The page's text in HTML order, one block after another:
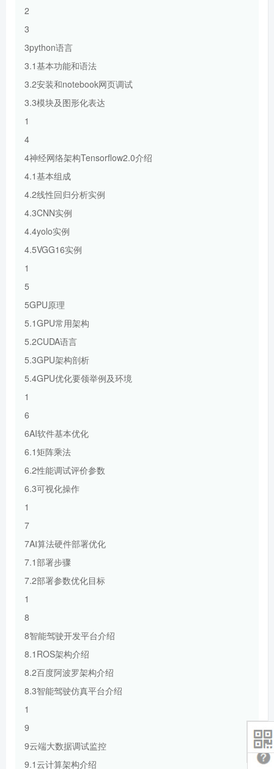
2
3
3python语言
3.1基本功能和语法
3.2安装和notebook网页调试
3.3模块及图形化表达
1
4
4神经网络架构Tensorflow2.0介绍
4.1基本组成
4.2线性回归分析实例
4.3CNN实例
4.4yolo实例
4.5VGG16实例
1
5
5GPU原理
5.1GPU常用架构
5.2CUDA语言
5.3GPU架构剖析
5.4GPU优化要领举例及环境
1
6
6AI软件基本优化
6.1矩阵乘法
6.2性能调试评价参数
6.3可视化操作
1
7
7AⅠ算法硬件部署优化
7.1部署步骤
7.2部署参数优化目标
1
8
8智能驾驶开发平台介绍
8.1ROS架构介绍
8.2百度阿波罗架构介绍
8.3智能驾驶仿真平台介绍
1
9
9云端大数据调试监控
9.1云计算架构介绍